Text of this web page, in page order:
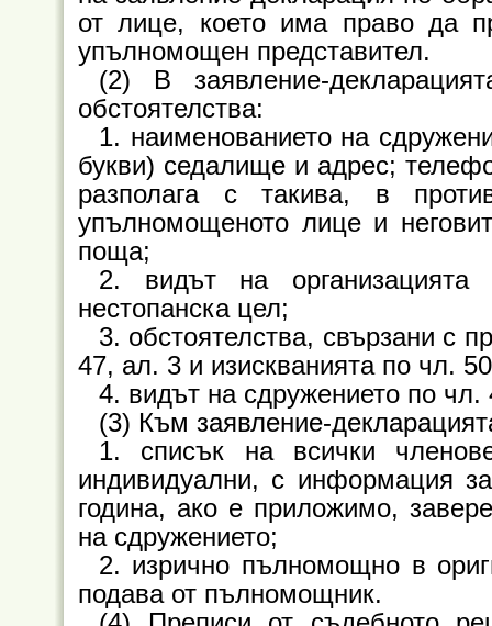
от лице, което има право да
упълномощен представител.
(2) В заявление-
обстоятелства:
1. наименованието на
букви) седалище и адрес;
разполага с такива, в
упълномощеното лице и
поща;
2. видът на
нестопанска цел;
3. обстоятелства, свързани с
47, ал. 3 и изискванията по чл.
4. видът на сдружението по чл.
(3) Към заявление-
1. списък на всички
индивидуални, с информация
година, ако е приложимо,
на сдружението;
2. изрично пълномощно в
подава от пълномощник.